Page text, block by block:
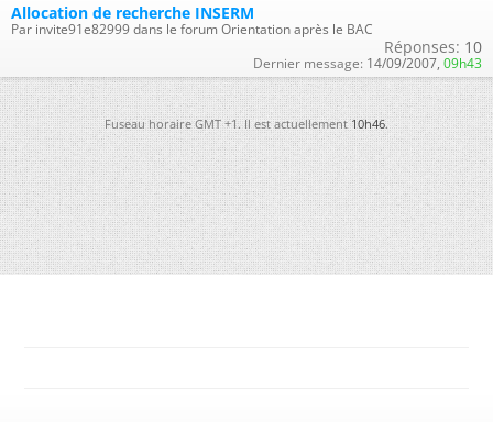
Allocation de recherche INSERM
Par invite91e82999 dans le forum Orientation après le BAC
Réponses: 10
Dernier message: 14/09/2007, 09h43
Fuseau horaire GMT +1. Il est actuellement10h46.